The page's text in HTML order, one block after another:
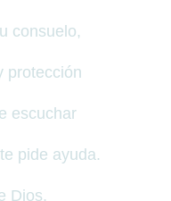
consuelo,
protección
escuchar
pide ayuda.
Dios,